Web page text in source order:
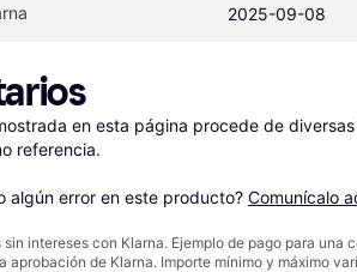
2025-09-08
en esta página procede de
referencia.
algún error en este producto? Comunícalo
intereses con Klarna. Ejemplo de pago para
aprobación de Klarna. Importe mínimo y máximo